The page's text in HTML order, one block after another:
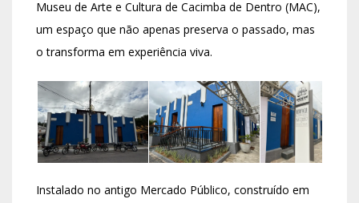
Museu de Arte e Cultura de Cacimba de Dentro (MAC),
um espaço que não apenas preserva o passado, mas
o transforma em experiência viva.
Instalado no antigo Mercado Público, construído em